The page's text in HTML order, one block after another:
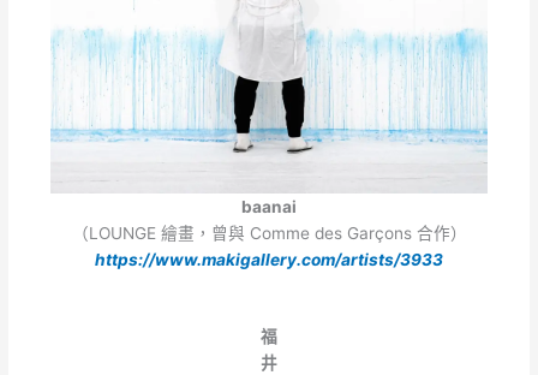
baanai
（LOUNGE 繪畫，曾與 Comme des Garçons 合作）
https://www.makigallery.com/artists/3933
福
井